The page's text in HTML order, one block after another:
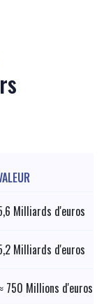
Milliards d'euros
Milliards d'euros
750 Millions d'euros